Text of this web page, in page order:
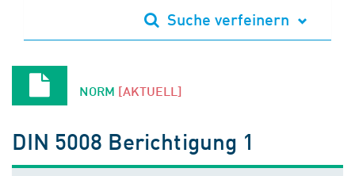
Suche verfeinern
NORM [AKTUELL]
DIN 5008 Berichtigung 1